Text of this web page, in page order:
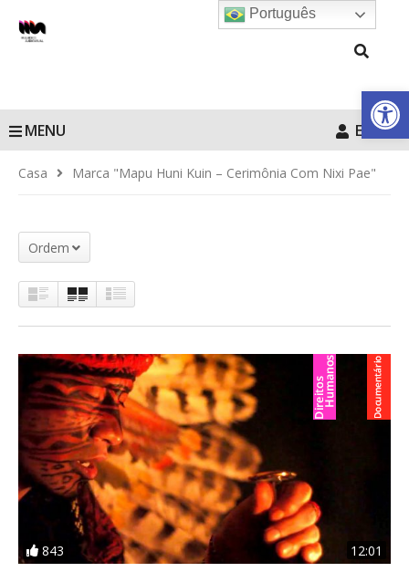
Barra de
MENU Entrar
Casa Marca "Mapu Huni Kuin – Cerimônia Com Nixi Pae"
Ordem
843 12:01
Português